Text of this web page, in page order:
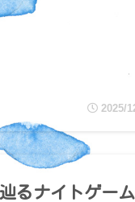
2025/
るナイトゲー